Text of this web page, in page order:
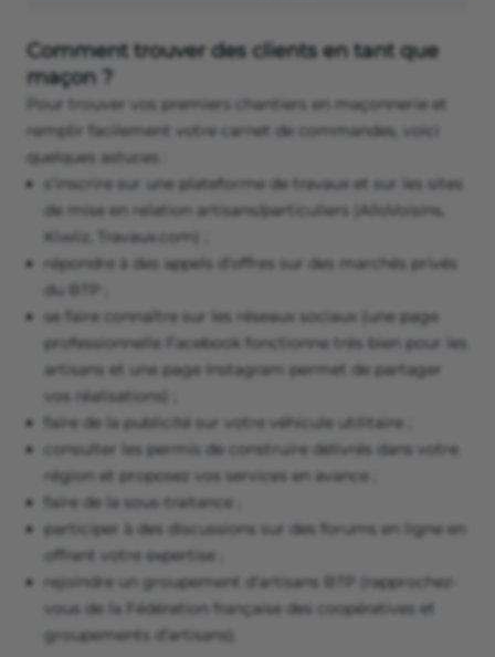
Comment trouver des clients en tant que
maçon ?
Pour trouver vos premiers chantiers en maçonnerie et
remplir facilement votre carnet de commandes, voici
quelques astuces :
s’inscrire sur une plateforme de travaux et sur les sites
de mise en relation artisans/particuliers (AlloVoisins,
Kiwiiz, Travaux.com) ;
répondre à des appels d’offres sur des marchés privés
du BTP ;
se faire connaître sur les réseaux sociaux (une page
professionnelle Facebook fonctionne très bien pour les
artisans et une page Instagram permet de partager
vos réalisations) ;
faire de la publicité sur votre véhicule utilitaire ;
consulter les permis de construire délivrés dans votre
région et proposez vos services en avance ;
faire de la sous-traitance ;
participer à des discussions sur des forums en ligne en
offrant votre expertise ;
rejoindre un groupement d’artisans BTP (rapprochez-
vous de la Fédération française des coopératives et
groupements d’artisans).